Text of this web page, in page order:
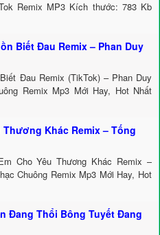
Remix MP3 Kích thước: 783 Kb
Biết Đau Remix – Phan Duy
Đau Remix (TikTok) – Phan Duy
Remix Mp3 Mới Hay, Hot Nhất
Khác Remix – Tống
Cho Yêu Thương Khác Remix –
Chuông Remix Mp3 Mới Hay, Hot
Đang Thổi Bông Tuyết Đang